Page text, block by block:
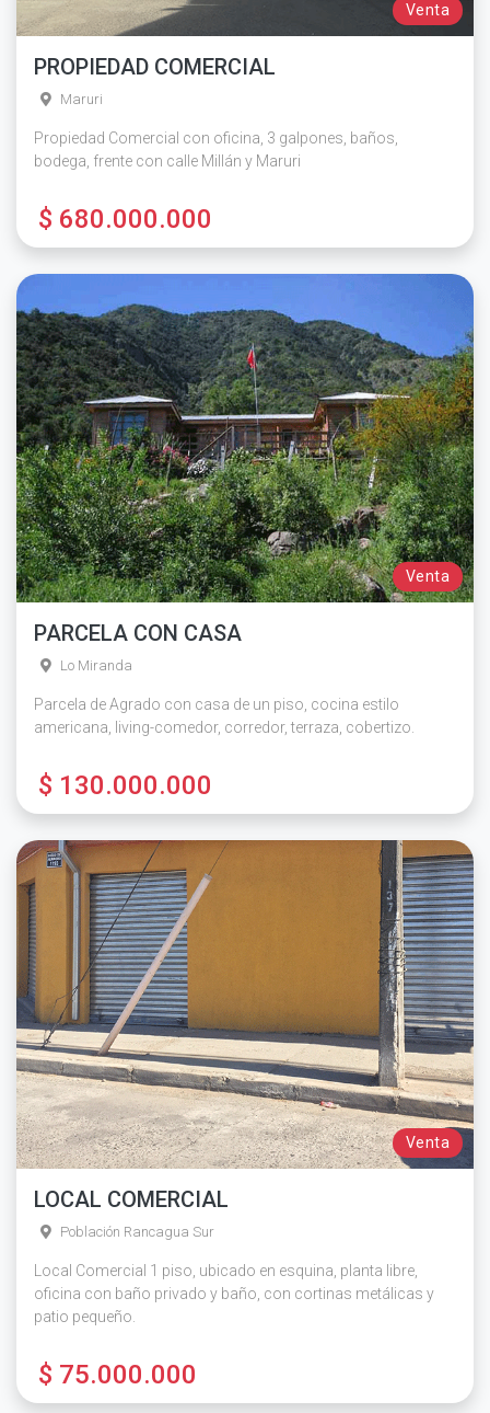
Venta
PROPIEDAD COMERCIAL
Maruri
Propiedad Comercial con oficina, 3 galpones, baños,
bodega, frente con calle Millán y Maruri
$ 680.000.000
Venta
PARCELA CON CASA
Lo Miranda
Parcela de Agrado con casa de un piso, cocina estilo
americana, living-comedor, corredor, terraza, cobertizo.
$ 130.000.000
Venta
LOCAL COMERCIAL
Población Rancagua Sur
Local Comercial 1 piso, ubicado en esquina, planta libre,
oficina con baño privado y baño, con cortinas metálicas y
patio pequeño.
$ 75.000.000